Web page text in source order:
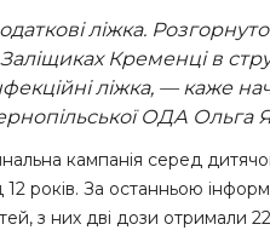
ліжка.
Заліщиках Кременці в
ліжка, — каже
ОДА Ольга
кампанія серед
12 років. За останньою
з них дві дози отримали